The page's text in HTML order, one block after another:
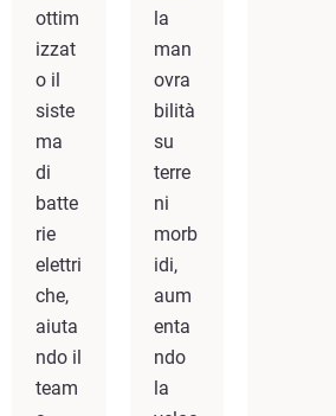
ottim
izzat
o il
siste
ma
di
batte
rie
elettri
che,
aiuta
ndo il
team
la
man
ovra
bilità
su
terre
ni
morb
idi,
aum
enta
ndo
la